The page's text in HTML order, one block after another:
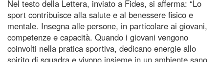
Nel testo della Lettera, inviato a Fides, si afferma: “Lo
sport contribuisce alla salute e al benessere fisico e
mentale. Insegna alle persone, in particolare ai giovani,
competenze e capacità. Quando i giovani vengono
coinvolti nella pratica sportiva, dedicano energie allo
spirito di squadra e vivono insieme in un ambiente sano,